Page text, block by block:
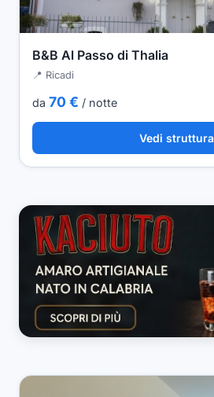
B&B Al Passo di Thalia
📍 Ricadi
da 70 € / notte
Vedi struttura